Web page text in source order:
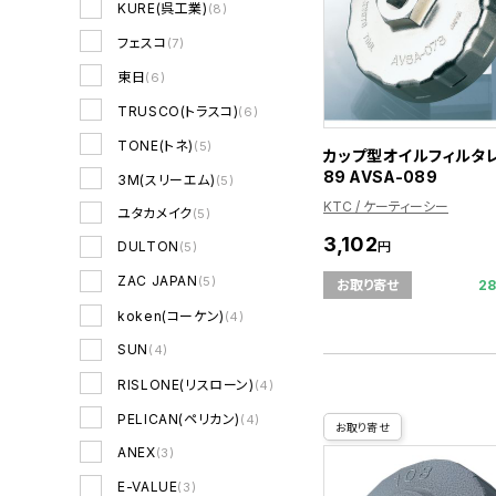
KURE(呉工業) (8)
フェスコ (7)
東日(6)
TRUSCO(トラスコ)(6)
TONE(トネ) (5)
3M(スリーエム) (5)
ユタカメイク(5)
DULTON (5)
ZAC JAPAN (5)
koken(コーケン) (4)
SUN (4)
RISLONE(リスローン) (4)
PELICAN(ペリカン) (4)
ANEX(3)
E-VALUE(3)
カップ型オイルフィルタ
89 AVSA-089
KTC / ケーティーシー
3,102円
お取り寄せ
お取り寄せ